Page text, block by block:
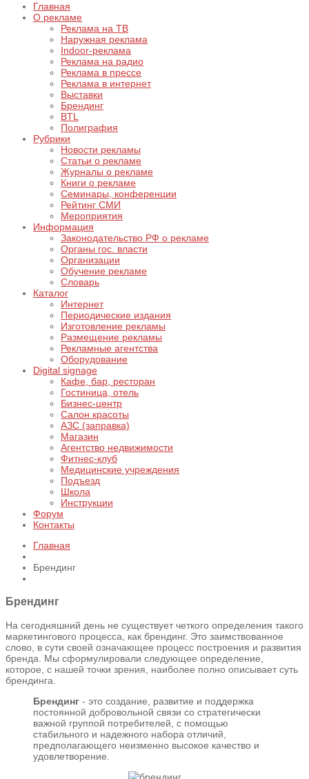
Главная
О рекламе
Реклама на ТВ
Наружная реклама
Indoor-реклама
Реклама на радио
Реклама в прессе
Реклама в интернет
Выставки
Брендинг
BTL
Полиграфия
Рубрики
Новости рекламы
Статьи о рекламе
Журналы о рекламе
Книги о рекламе
Семинары, конференции
Рейтинг СМИ
Мероприятия
Информация
Законодательство РФ о рекламе
Органы гос. власти
Организации
Обучение рекламе
Словарь
Каталог
Интернет
Периодические издания
Изготовление рекламы
Размещение рекламы
Рекламные агентства
Оборудование
Digital signage
Кафе, бар, ресторан
Гостиница, отель
Бизнес-центр
Салон красоты
АЗС (заправка)
Магазин
Агентство недвижимости
Фитнес-клуб
Медицинские учреждения
Подъезд
Школа
Инструкции
Форум
Контакты
Главная
Брендинг
Брендинг
На сегодняшний день не существует четкого определения такого
маркетингового процесса, как брендинг. Это заимствованное
слово, в сути своей означающее процесс построения и развития
бренда. Мы сформулировали следующее определение,
которое, с нашей точки зрения, наиболее полно описывает суть
брендинга.
Брендинг - это создание, развитие и поддержка
постоянной добровольной связи со стратегически
важной группой потребителей, с помощью
стабильного и надежного набора отличий,
предполагающего неизменно высокое качество и
удовлетворение.